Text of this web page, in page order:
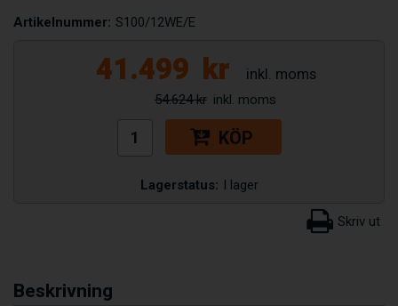
Artikelnummer: S100/12WE/E
41.499 kr
54.624 kr
KÖP
Lagerstatus: I lager
Beskrivning